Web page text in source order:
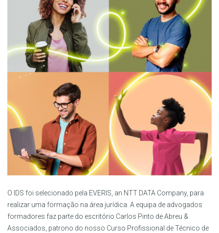
O IDS foi selecionado pela EVERIS, an NTT DATA Company, para
realizar uma formação na área jurídica. A equipa de advogados
formadores faz parte do escritório Carlos Pinto de Abreu &
Associados, patrono do nosso Curso Profissional de Técnico de